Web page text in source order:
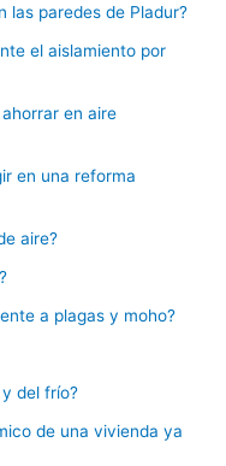
las paredes de Pladur?
el aislamiento por
en aire
en una reforma
aire?
a plagas y moho?
del frío?
de una vivienda ya